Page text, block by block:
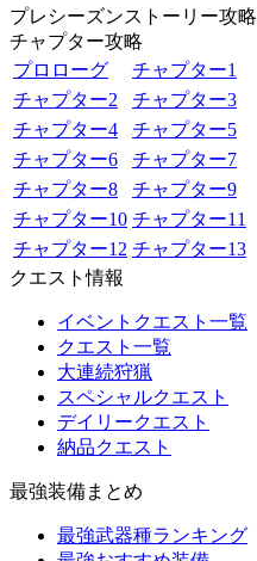
プレシーズンストーリー攻略
チャプター攻略
プロローグ
チャプター1
チャプター2
チャプター3
チャプター4
チャプター5
チャプター6
チャプター7
チャプター8
チャプター9
チャプター10 チャプター11
チャプター12 チャプター13
クエスト情報
イベントクエスト一覧
クエスト一覧
大連続狩猟
スペシャルクエスト
デイリークエスト
納品クエスト
最強装備まとめ
最強武器種ランキング